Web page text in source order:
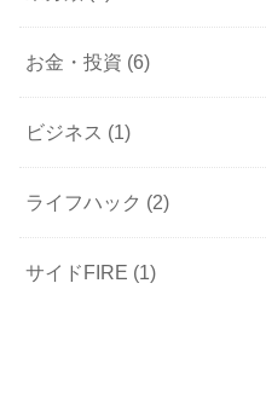
お金・投資 (6)
ビジネス (1)
ライフハック (2)
サイドFIRE (1)